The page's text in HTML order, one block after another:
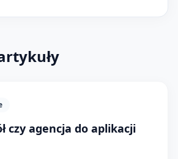
czy agencja do aplikacji